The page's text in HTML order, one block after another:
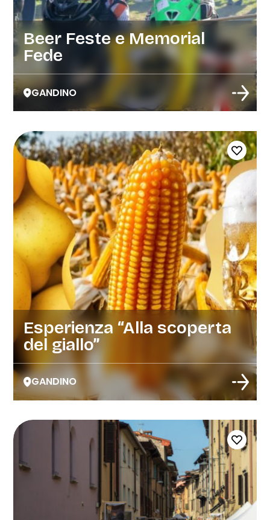
Beer Feste e Memorial
Fede
GANDINO
Esperienza “Alla scoperta
del giallo”
GANDINO